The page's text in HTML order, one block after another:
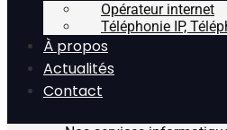
Opérateur internet
Téléphonie IP,
À propos
Actualités
Contact